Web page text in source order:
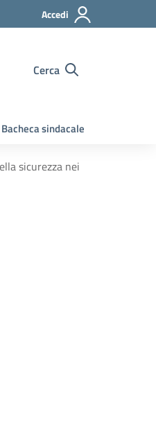
Accedi
Cerca
Bacheca sindacale
sicurezza nei